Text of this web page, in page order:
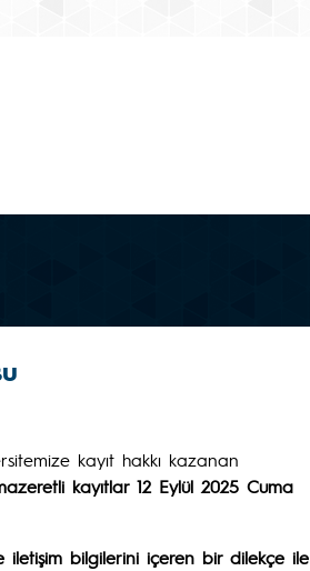
kayıt hakkı kazanan
kayıtlar 12 Eylül 2025 Cuma
iletişim bilgilerini içeren bir dilekçe ile